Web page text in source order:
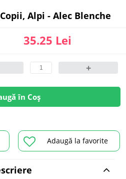
Adaugă la favorite
Alpi - Alec Blenche
35.25 Lei
+
în Coș